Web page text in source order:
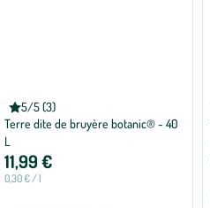
5/5 (3)
Note
moyenne
5
sur
5
avec
BOTANIC®
Terre dite de bruyère botanic® - 40
L
11,99 €
0,30 € / l